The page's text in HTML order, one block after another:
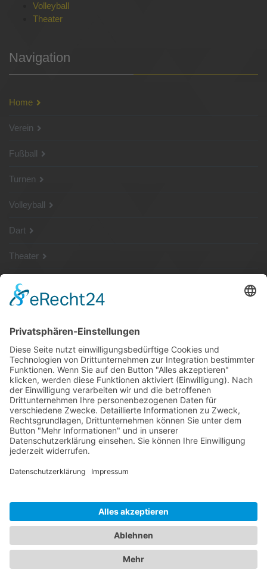
Volleyball
Theater
Navigation
Home
Verein
Fußball
Turnen
Volleyball
Dart
Theater
SG Shop
Sponsoren
Kontakt
Social Media
Rechtliches